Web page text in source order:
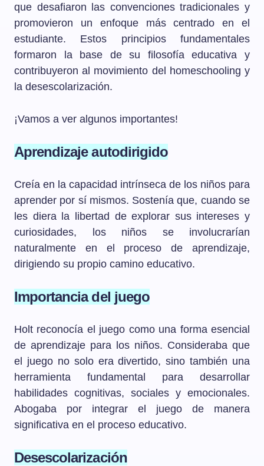
que desafiaron las convenciones tradicionales y
promovieron un enfoque más centrado en el
estudiante. Estos principios fundamentales
formaron la base de su filosofía educativa y
contribuyeron al movimiento del homeschooling y
la desescolarización.
¡Vamos a ver algunos importantes!
Aprendizaje autodirigido
Creía en la capacidad intrínseca de los niños para
aprender por sí mismos. Sostenía que, cuando se
les diera la libertad de explorar sus intereses y
curiosidades, los niños se involucrarían
naturalmente en el proceso de aprendizaje,
dirigiendo su propio camino educativo.
Importancia del juego
Holt reconocía el juego como una forma esencial
de aprendizaje para los niños. Consideraba que
el juego no solo era divertido, sino también una
herramienta fundamental para desarrollar
habilidades cognitivas, sociales y emocionales.
Abogaba por integrar el juego de manera
significativa en el proceso educativo.
Desescolarización